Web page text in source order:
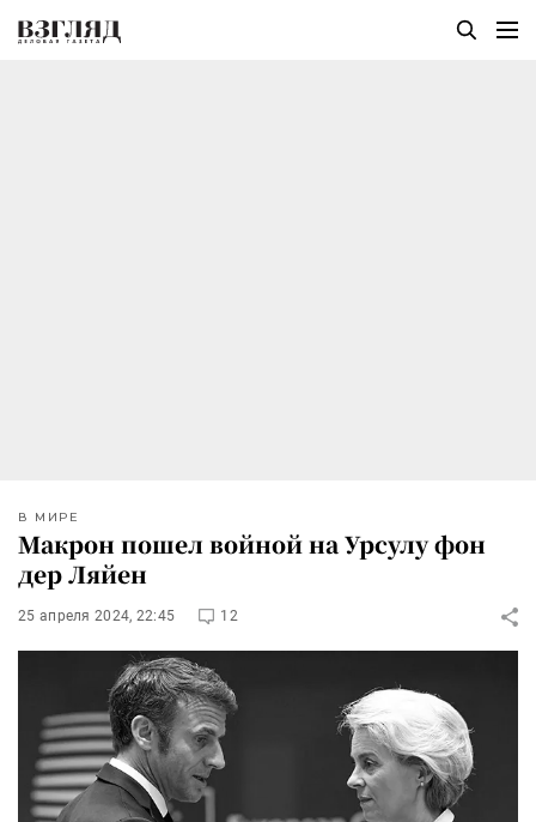
В МИРЕ
Макрон пошел войной на Урсулу фон
дер Ляйен
25 апреля 2024, 22:45 12